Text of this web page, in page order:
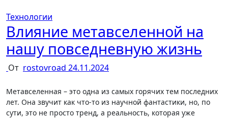
Технологии
Влияние метавселенной на
нашу повседневную жизнь
От rostovroad 24.11.2024
Метавселенная – это одна из самых горячих тем последних
лет. Она звучит как что-то из научной фантастики, но, по
сути, это не просто тренд, а реальность, которая уже